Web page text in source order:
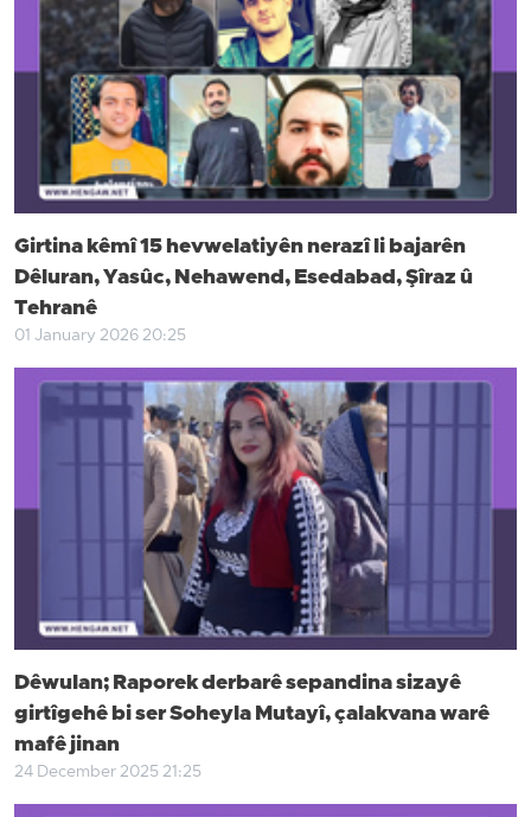
Girtina kêmî 15 hevwelatiyên nerazî li bajarên
Dêluran, Yasûc, Nehawend, Esedabad, Şîraz û
Tehranê
01 January 2026 20:25
Dêwulan; Raporek derbarê sepandina sizayê
girtîgehê bi ser Soheyla Mutayî, çalakvana warê
mafê jinan
24 December 2025 21:25